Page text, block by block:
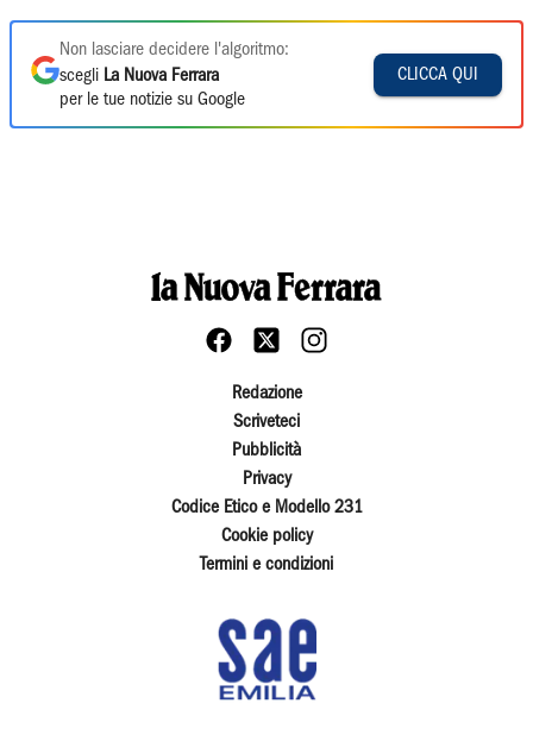
Non lasciare decidere l'algoritmo:
scegli La Nuova Ferrara
per le tue notizie su Google
CLICCA QUI
Redazione
Scriveteci
Pubblicità
Privacy
Codice Etico e Modello 231
Cookie policy
Termini e condizioni